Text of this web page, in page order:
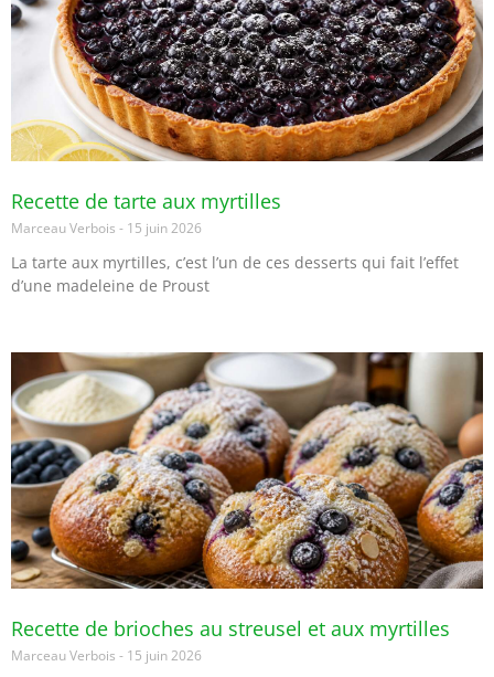
Recette de tarte aux myrtilles
Marceau Verbois 15 juin 2026
La tarte aux myrtilles, c’est l’un de ces desserts qui fait l’effet
d’une madeleine de Proust
Recette de brioches au streusel et aux myrtilles
Marceau Verbois 15 juin 2026